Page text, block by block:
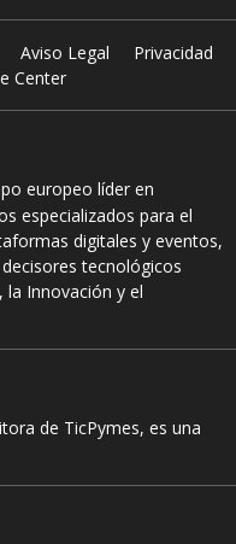
Aviso Legal
Privacidad
Center
europeo líder en
especializados para el
digitales y eventos,
tecnológicos
Innovación y el
de TicPymes, es una